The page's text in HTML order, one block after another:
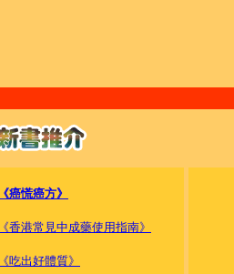
《癌慌癌方》
《香港常見中成藥使用指南》
《吃出好體質》